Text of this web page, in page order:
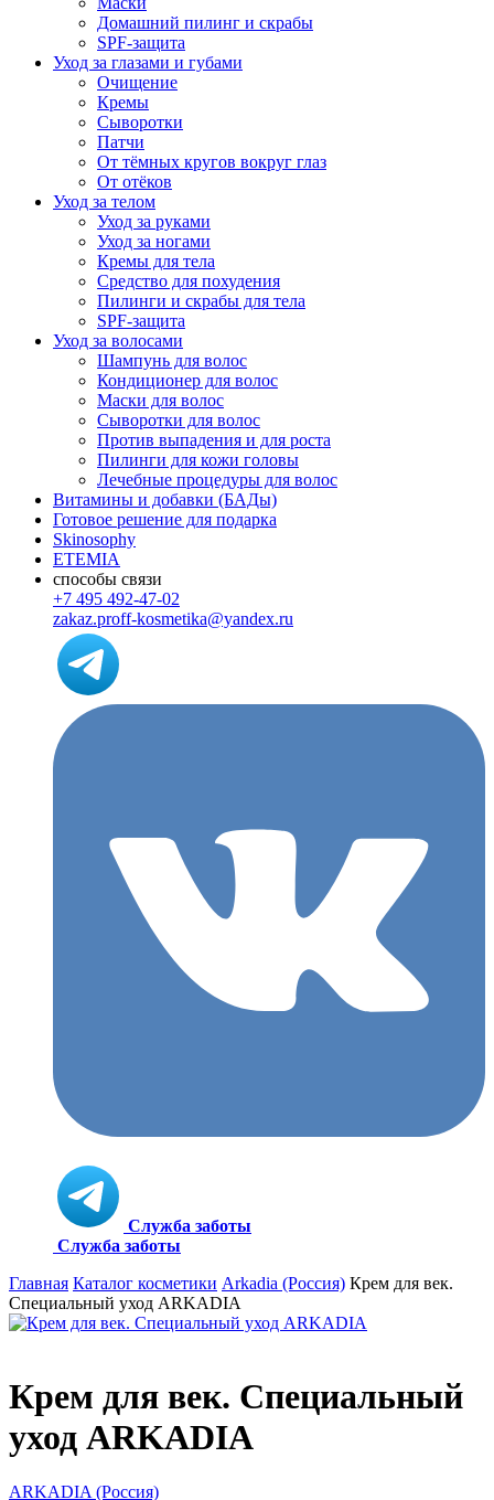
Домашний пилинг и скрабы
SPF-защита
Уход за глазами и губами
Очищение
Кремы
Сыворотки
Патчи
От тёмных кругов вокруг глаз
От отёков
Уход за телом
Уход за руками
Уход за ногами
Кремы для тела
Средство для похудения
Пилинги и скрабы для тела
SPF-защита
Уход за волосами
Шампунь для волос
Кондиционер для волос
Маски для волос
Сыворотки для волос
Против выпадения и для роста
Пилинги для кожи головы
Лечебные процедуры для волос
Витамины и добавки (БАДы)
Готовое решение для подарка
Skinosophy
ETEMIA
способы связи
+7 495 492-47-02
zakaz.proff-kosmetika@yandex.ru
Служба заботы
Служба заботы
Главная Каталог косметики Arkadia (Россия) Крем для век.
Специальный уход ARKADIA
Крем для век. Специальный
уход ARKADIA
ARKADIA (Россия)